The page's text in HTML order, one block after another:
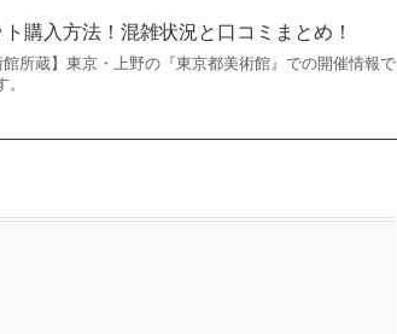
購入方法！混雑状況と口コミまとめ！
所蔵】東京・上野の『東京都美術館』での開催情報で